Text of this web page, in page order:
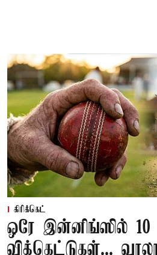
கிரிக்கெட்
ஒரே இன்னிங்ஸில் 10
விக்கெட்டுகள்...